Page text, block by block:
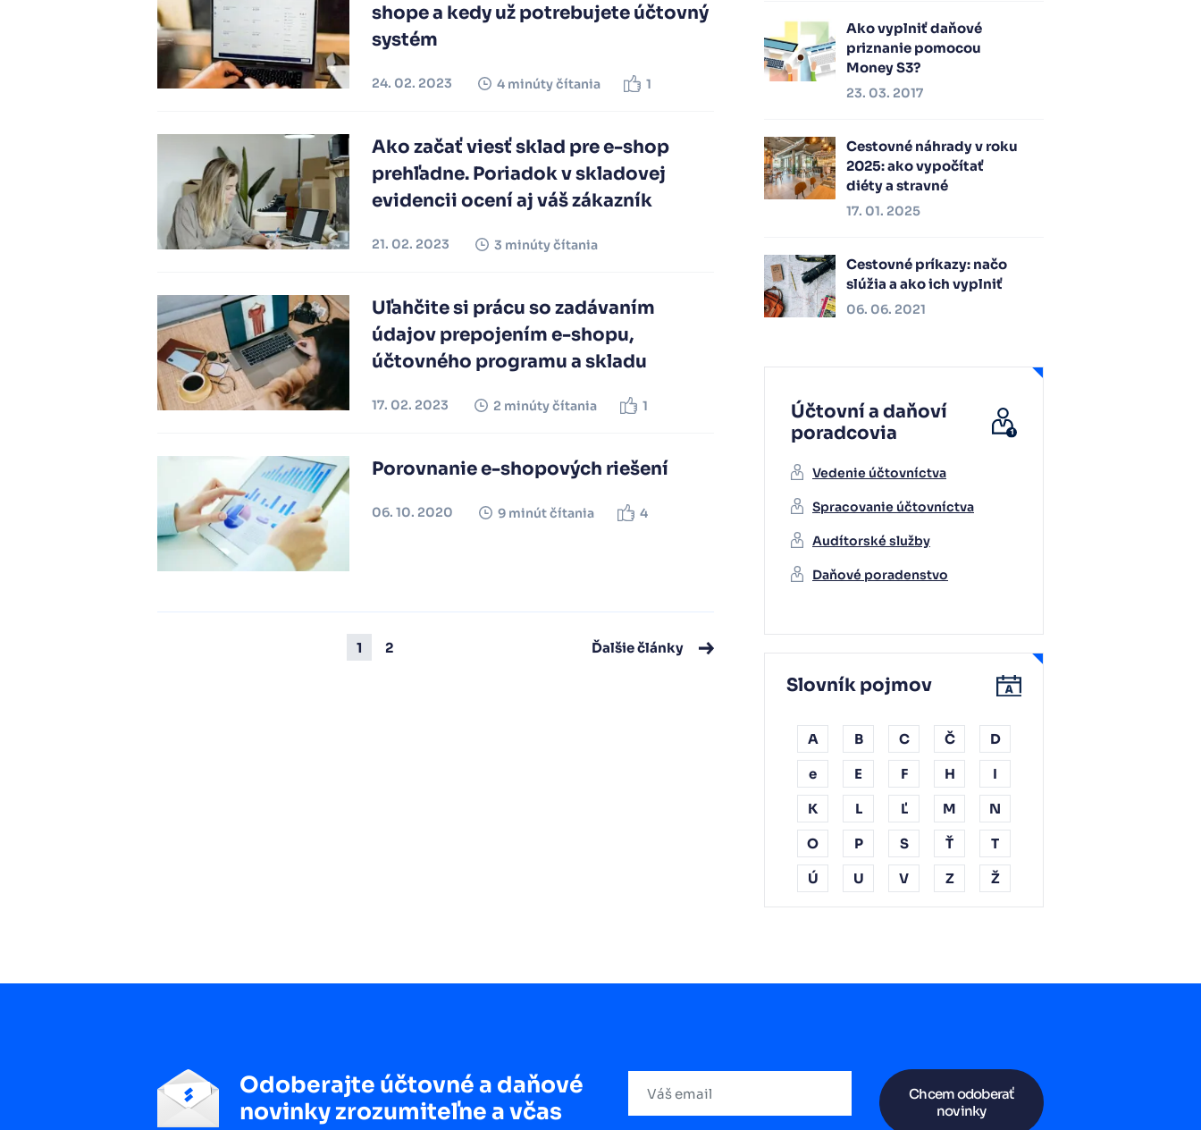
shope a kedy už potrebujete účtovný
systém
24. 02. 2023 4 minúty čítania 1
Ako začať viesť sklad pre e-shop
prehľadne. Poriadok v skladovej
evidencii ocení aj váš zákazník
21. 02. 2023 3 minúty čítania
Uľahčite si prácu so zadávaním
údajov prepojením e-shopu,
účtovného programu a skladu
17. 02. 2023 2 minúty čítania 1
Porovnanie e-shopových riešení
06. 10. 2020 9 minút čítania 4
1 2 Ďalšie články
Ako vyplniť daňové
priznanie pomocou
Money S3?
23. 03. 2017
Cestovné náhrady v roku
2025: ako vypočítať
diéty a stravné
17. 01. 2025
Cestovné príkazy: načo
slúžia a ako ich vyplniť
06. 06. 2021
Účtovní a daňoví
poradcovia
Vedenie účtovníctva
Spracovanie účtovníctva
Audítorské služby
Daňové poradenstvo
Slovník pojmov
A B C Č D
e E F H I
K L Ľ M N
O P S Ť T
Ú U V Z Ž
Odoberajte účtovné a daňové
novinky zrozumiteľne a včas
Chcem odoberať
novinky